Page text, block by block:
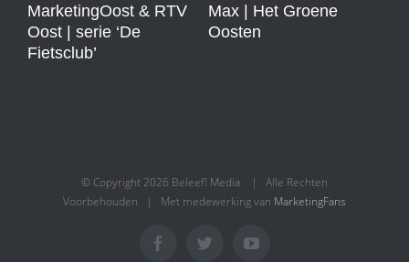
MarketingOost & RTV
Oost | serie ‘De
Fietsclub’
Max | Het Groene
Oosten
© Copyright 2026 Beleef! Media | Alle Rechten
Voorbehouden | Met medewerking van MarketingFans
FacebookTwitterYouTube